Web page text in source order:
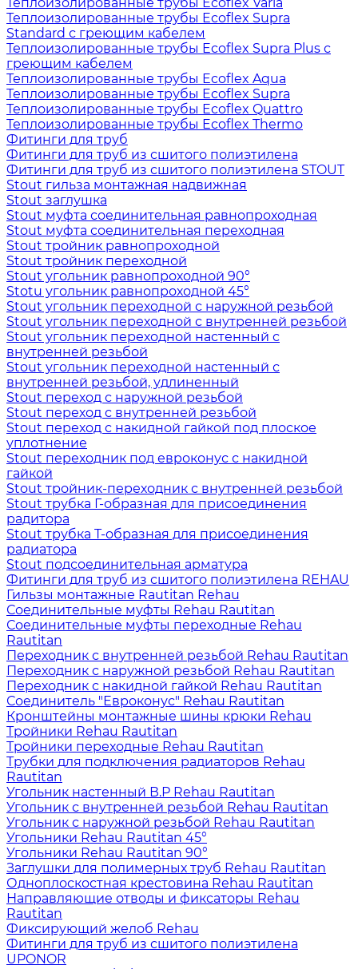
Теплоизолированные трубы Ecoflex Supra
Standard с греющим кабелем
Теплоизолированные трубы Ecoflex Supra Plus с
греющим кабелем
Теплоизолированные трубы Ecoflex Aqua
Теплоизолированные трубы Ecoflex Supra
Теплоизолированные трубы Ecoflex Quattro
Теплоизолированные трубы Ecoflex Thermo
Фитинги для труб
Фитинги для труб из сшитого полиэтилена
Фитинги для труб из сшитого полиэтилена STOUT
Stout гильза монтажная надвижная
Stout заглушка
Stout муфта соединительная равнопроходная
Stout муфта соединительная переходная
Stout тройник равнопроходной
Stout тройник переходной
Stout угольник равнопроходной 90°
Stotu угольник равнопроходной 45°
Stout угольник переходной с наружной резьбой
Stout угольник переходной с внутренней резьбой
Stout угольник переходной настенный с
внутренней резьбой
Stout угольник переходной настенный с
внутренней резьбой, удлиненный
Stout переход с наружной резьбой
Stout переход с внутренней резьбой
Stout переход с накидной гайкой под плоское
уплотнение
Stout переходник под евроконус с накидной
гайкой
Stout тройник-переходник с внутренней резьбой
Stout трубка Г-образная для присоединения
радитора
Stout трубка T-образная для присоединения
радиатора
Stout подсоединительная арматура
Фитинги для труб из сшитого полиэтилена REHAU
Гильзы монтажные Rautitan Rehau
Соединительные муфты Rehau Rautitan
Соединительные муфты переходные Rehau
Rautitan
Переходник с внутренней резьбой Rehau Rautitan
Переходник с наружной резьбой Rehau Rautitan
Переходник с накидной гайкой Rehau Rautitan
Соединитель "Евроконус" Rehau Rautitan
Кронштейны монтажные шины крюки Rehau
Тройники Rehau Rautitan
Тройники переходные Rehau Rautitan
Трубки для подключения радиаторов Rehau
Rautitan
Угольник настенный В.Р Rehau Rautitan
Угольник с внутренней резьбой Rehau Rautitan
Угольник с наружной резьбой Rehau Rautitan
Угольники Rehau Rautitan 45°
Угольники Rehau Rautitan 90°
Заглушки для полимерных труб Rehau Rautitan
Одноплоскостная крестовина Rehau Rautitan
Направляющие отводы и фиксаторы Rehau
Rautitan
Фиксирующий желоб Rehau
Фитинги для труб из сшитого полиэтилена
UPONOR